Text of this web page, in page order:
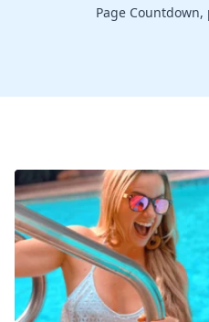
Page Countdown,